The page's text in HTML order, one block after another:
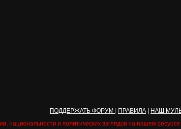
ПОДДЕРЖАТЬ ФОРУМ ПРАВИЛА
НАШ
национальности и политических взглядов на нашем